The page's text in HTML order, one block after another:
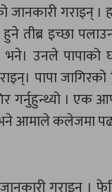
गराइन् ।
तीब्र इच्छा
उनले पापाको
पापा
गर्नुहुन्थ्यो ।
आमाले कलेजमा